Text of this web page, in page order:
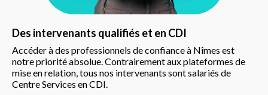
Des intervenants qualifiés et en CDI
Accéder à des professionnels de confiance à Nîmes est
notre priorité absolue. Contrairement aux plateformes de
mise en relation, tous nos intervenants sont salariés de
Centre Services en CDI.